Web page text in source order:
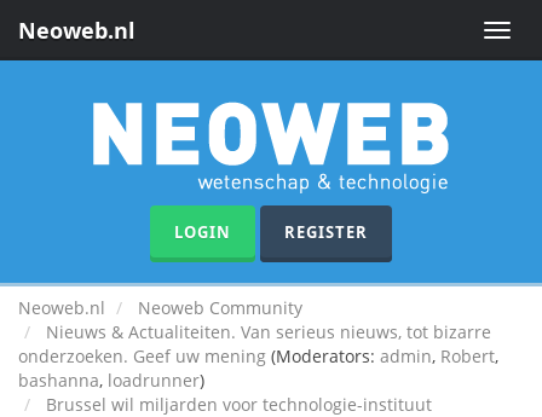
Toggle
Neoweb.nl
LOGIN REGISTER
Neoweb.nl
Neoweb Community
Nieuws & Actualiteiten. Van serieus nieuws, tot bizarre
onderzoeken. Geef uw mening (Moderators: admin, Robert,
bashanna, loadrunner)
Brussel wil miljarden voor technologie-instituut